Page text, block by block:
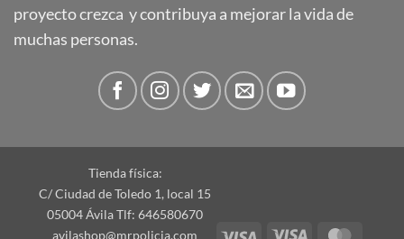
proyecto crezca y contribuya a mejorar la vida de
muchas personas.
Tienda física:
C/ Ciudad de Toledo 1, local 15
05004 Ávila Tlf: 646580670
avilashop@mrpolicia.com
Visa Visa